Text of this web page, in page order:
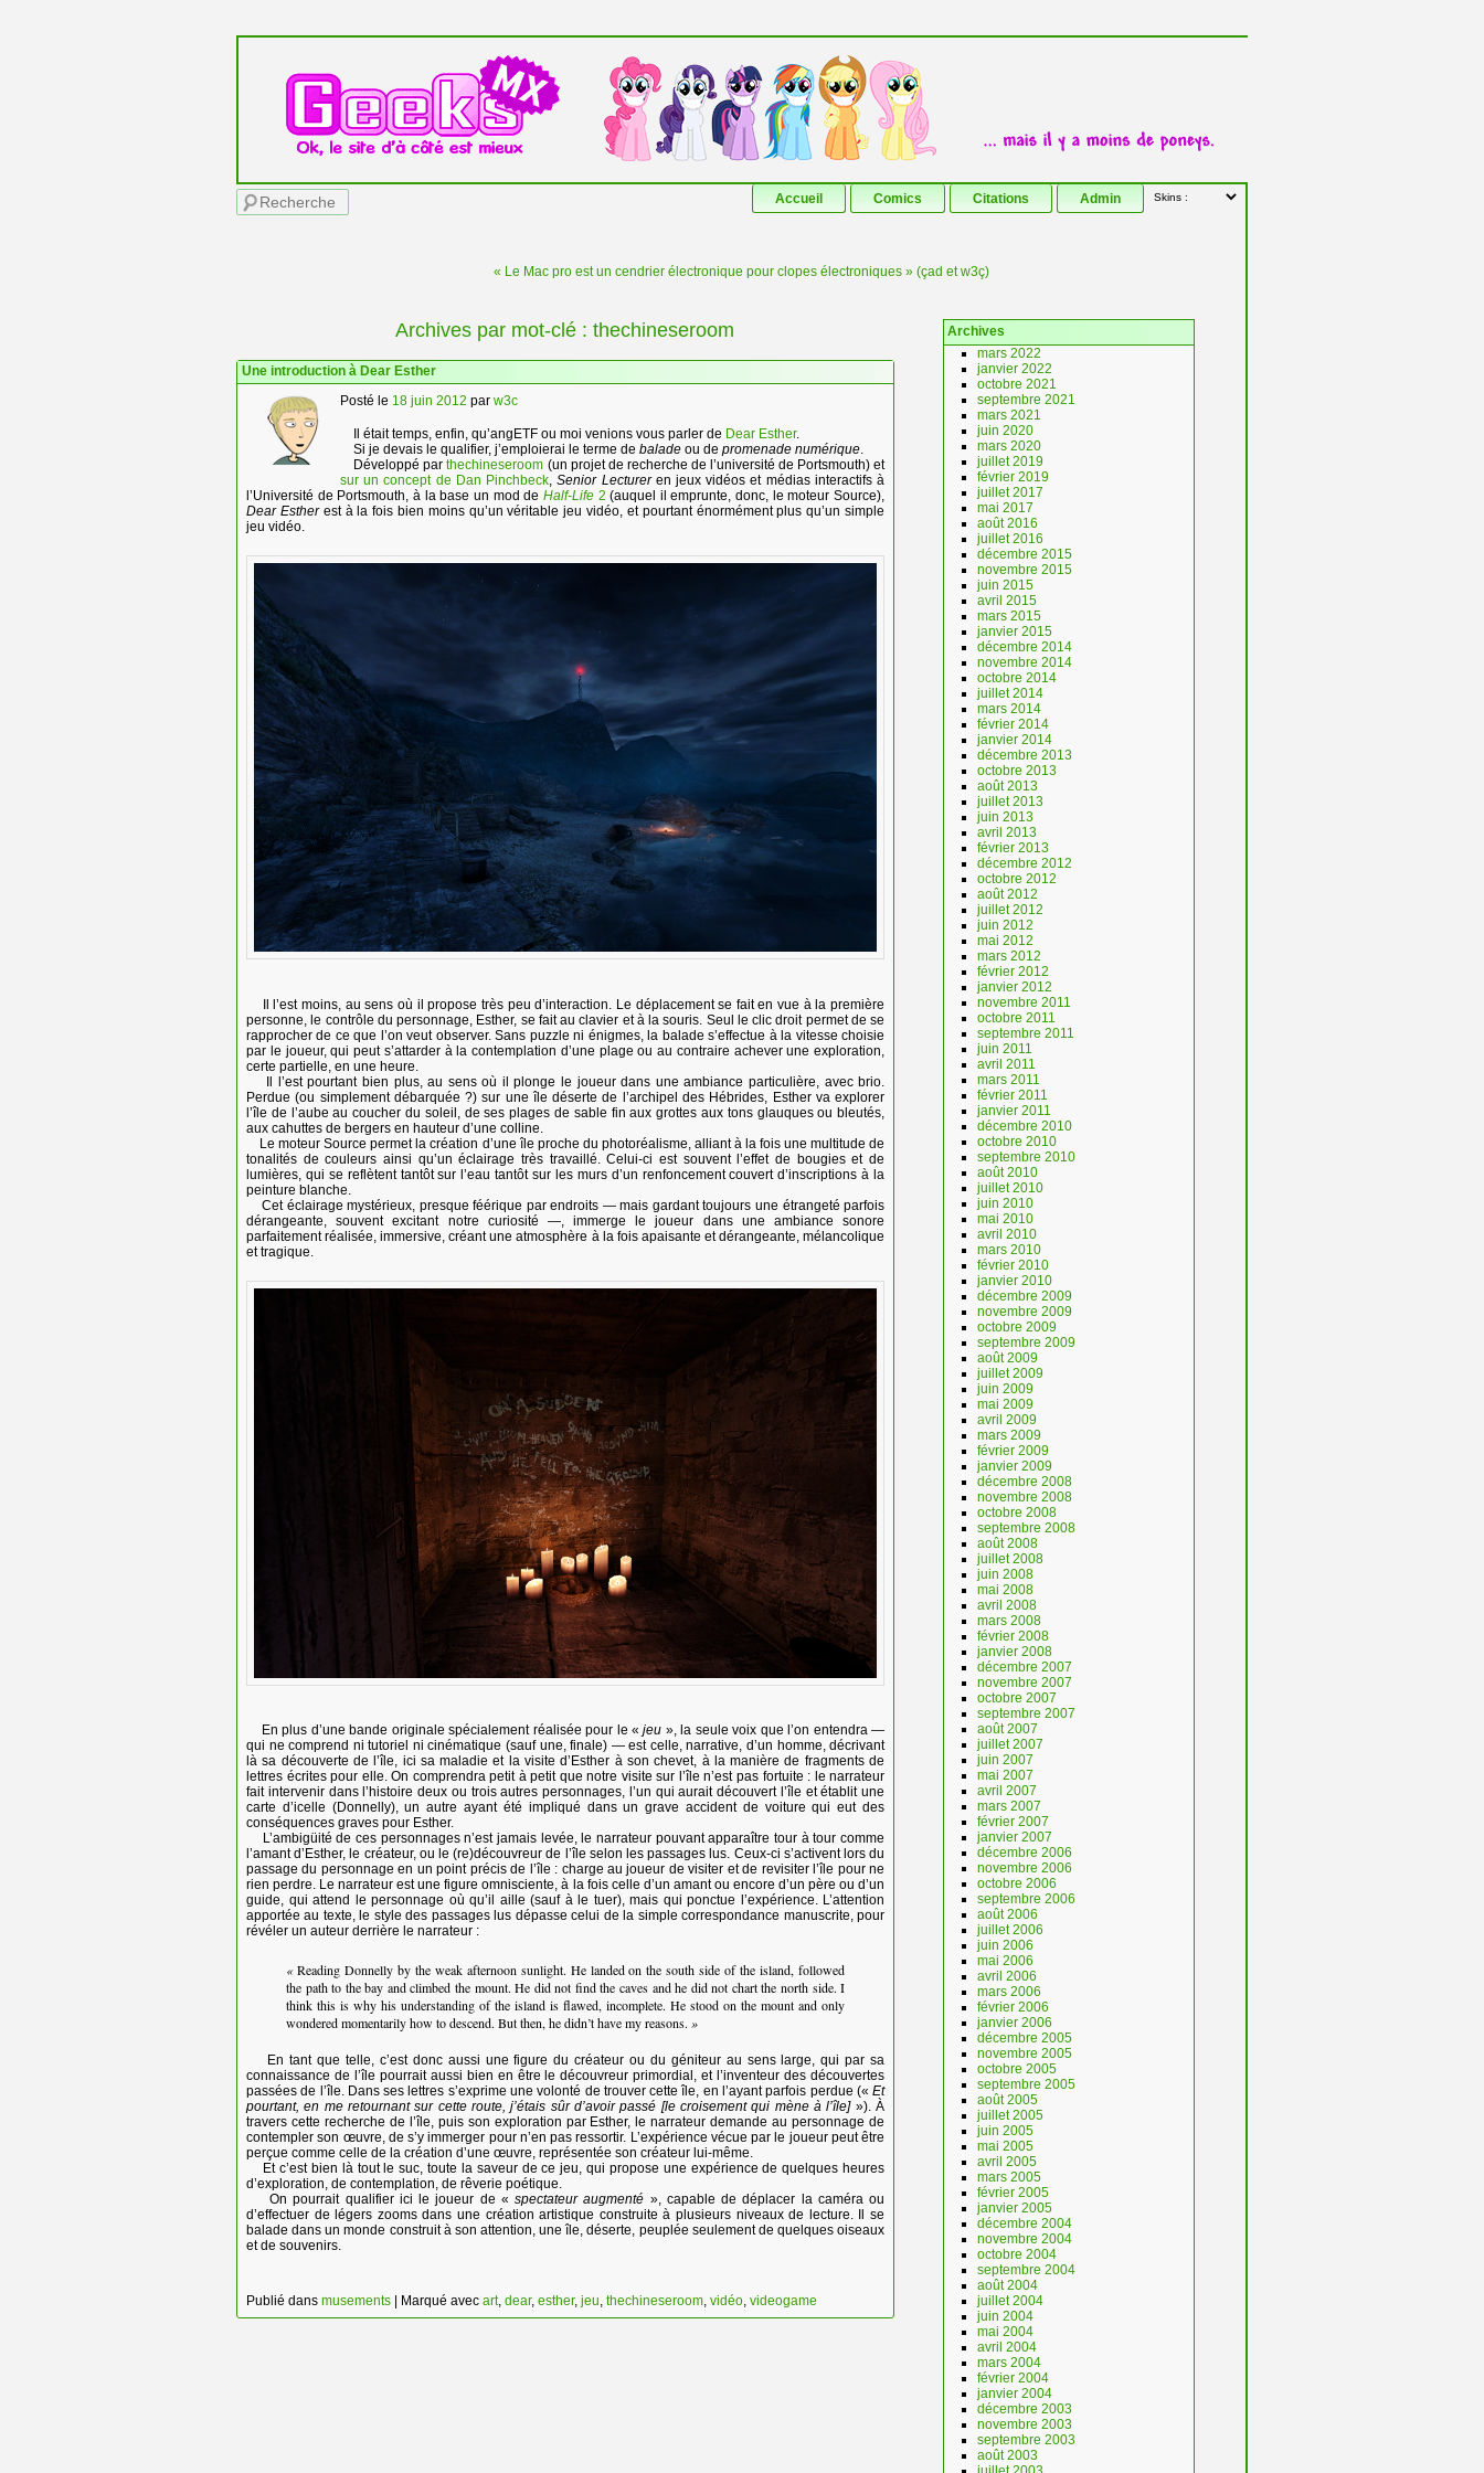
Recherche
Menu principal Aller au contenu principal
Aller au contenu secondaire
Accueil Comics Citations Admin
« Le Mac pro est un cendrier électronique pour clopes électroniques » (çad et w3ç)
Archives par mot-clé : thechineseroom
Une introduction à Dear Esther
Posté le 18 juin 2012 par w3c
Il était temps, enfin, qu’angETF ou moi venions vous parler de Dear Esther.
Si je devais le qualifier, j’emploierai le terme de balade ou de promenade numérique
Développé parthechineseroom (un projet de recherche de l’université de Portsmouth) et
sur un concept de Dan Pinchbeck ,Senior Lectureren jeux vidéos et médias interactifs à
l’Université de Portsmouth, à la base un mod de Half-Life2 (auquel il emprunte, donc, le moteur Source),
Dear Estherest à la fois bien moins qu’un véritable jeu vidéo, et pourtant énormément plus qu’un simple
jeu vidéo.
Il l’est moins, au sens où il propose très peu d’interaction. Le déplacement se fait en vue à la première
personne, le contrôle du personnage, Esther, se fait au clavier et à la souris. Seul le clic droit permet de se
rapprocher de ce que l’on veut observer. Sans puzzle ni énigmes, la balade s’effectue à la vitesse choisie
par le joueur, qui peut s’attarder à la contemplation d’une plage ou au contraire achever une exploration,
certe partielle, en une heure.
Il l’est pourtant bien plus, au sens où il plonge le joueur dans une ambiance particulière, avec brio.
Perdue (ou simplement débarquée ?) sur une île déserte de l’archipel des Hébrides, Esther va explorer
l’île de l’aube au coucher du soleil, de ses plages de sable fin aux grottes aux tons glauques ou bleutés,
aux cahuttes de bergers en hauteur d’une colline.
Le moteur Source permet la création d’une île proche du photoréalisme, alliant à la fois une multitude de
tonalités de couleurs ainsi qu’un éclairage très travaillé. Celui-ci est souvent l’effet de bougies et de
lumières, qui se reflètent tantôt sur l’eau tantôt sur les murs d’un renfoncement couvert d’inscriptions à la
peinture blanche.
Cet éclairage mystérieux, presque féérique par endroits — mais gardant toujours une étrangeté parfois
dérangeante, souvent excitant notre curiosité —, immerge le joueur dans une ambiance sonore
parfaitement réalisée, immersive, créant une atmosphère à la fois apaisante et dérangeante, mélancolique
et tragique.
En plus d’une bande originale spécialement réalisée pour le «jeu », la seule voix que l’on entendra —
qui ne comprend ni tutoriel ni cinématique (sauf une, finale) — est celle, narrative, d’un homme, décrivant
là sa découverte de l’île, ici sa maladie et la visite d’Esther à son chevet, à la manière de fragments de
lettres écrites pour elle. On comprendra petit à petit que notre visite sur l’île n’est pas fortuite : le narrateur
fait intervenir dans l’histoire deux ou trois autres personnages, l’un qui aurait découvert l’île et établit une
carte d’icelle (Donnelly), un autre ayant été impliqué dans un grave accident de voiture qui eut des
conséquences graves pour Esther.
L’ambigüité de ces personnages n’est jamais levée, le narrateur pouvant apparaître tour à tour comme
l’amant d’Esther, le créateur, ou le (re)découvreur de l’île selon les passages lus. Ceux-ci s’activent lors du
passage du personnage en un point précis de l’île : charge au joueur de visiter et de revisiter l’île pour ne
rien perdre. Le narrateur est une figure omnisciente, à la fois celle d’un amant ou encore d’un père ou d’un
guide, qui attend le personnage où qu’il aille (sauf à le tuer), mais qui ponctue l’expérience. L’attention
apportée au texte, le style des passages lus dépasse celui de la simple correspondance manuscrite, pour
révéler un auteur derrière le narrateur :
«Reading Donnelly by the weak afternoon sunlight. He landed on the south side of the island, followed
the path to the bay and climbed the mount. He did not find the caves and he did not chart the north side. I
think this is why his understanding of the island is flawed, incomplete. He stood on the mount and only
wondered momentarily how to descend. But then, he didn’t have my reasons. »
En tant que telle, c’est donc aussi une figure du créateur ou du géniteur au sens large, qui par sa
connaissance de l’île pourrait aussi bien en être le découvreur primordial, et l’inventeur des découvertes
passées de l’île. Dans ses lettres s’exprime une volonté de trouver cette île, en l’ayant parfois perdue («Et
pourtant, en me retournant sur cette route, j’étais sûr d’avoir passé [le croisement qui mène à l’île]»). À
travers cette recherche de l’île, puis son exploration par Esther, le narrateur demande au personnage de
contempler son œuvre, de s’y immerger pour n’en pas ressortir. L’expérience vécue par le joueur peut être
perçue comme celle de la création d’une œuvre, représentée son créateur lui-même.
Et c’est bien là tout le suc, toute la saveur de ce jeu, qui propose une expérience de quelques heures
d’exploration, de contemplation, de rêverie poétique.
On pourrait qualifier ici le joueur de «spectateur augmenté », capable de déplacer la caméra ou
d’effectuer de légers zooms dans une création artistique construite à plusieurs niveaux de lecture. Il se
balade dans un monde construit à son attention, une île, déserte, peuplée seulement de quelques oiseaux
et de souvenirs.
Publié dans musements | Marqué avec art, dear, esther, jeu thechineseroom vidéo videogame
Archives
mars 2022
janvier 2022
octobre 2021
septembre 2021
mars 2021
juin 2020
mars 2020
juillet 2019
février 2019
juillet 2017
mai 2017
août 2016
juillet 2016
décembre 2015
novembre 2015
juin 2015
avril 2015
mars 2015
janvier 2015
décembre 2014
novembre 2014
octobre 2014
juillet 2014
mars 2014
février 2014
janvier 2014
décembre 2013
octobre 2013
août 2013
juillet 2013
juin 2013
avril 2013
février 2013
décembre 2012
octobre 2012
août 2012
juillet 2012
juin 2012
mai 2012
mars 2012
février 2012
janvier 2012
novembre 2011
octobre 2011
septembre 2011
juin 2011
avril 2011
mars 2011
février 2011
janvier 2011
décembre 2010
octobre 2010
septembre 2010
août 2010
juillet 2010
juin 2010
mai 2010
avril 2010
mars 2010
février 2010
janvier 2010
décembre 2009
novembre 2009
octobre 2009
septembre 2009
août 2009
juillet 2009
juin 2009
mai 2009
avril 2009
mars 2009
février 2009
janvier 2009
décembre 2008
novembre 2008
octobre 2008
septembre 2008
août 2008
juillet 2008
juin 2008
mai 2008
avril 2008
mars 2008
février 2008
janvier 2008
décembre 2007
novembre 2007
octobre 2007
septembre 2007
août 2007
juillet 2007
juin 2007
mai 2007
avril 2007
mars 2007
février 2007
janvier 2007
décembre 2006
novembre 2006
octobre 2006
septembre 2006
août 2006
juillet 2006
juin 2006
mai 2006
avril 2006
mars 2006
février 2006
janvier 2006
décembre 2005
novembre 2005
octobre 2005
septembre 2005
août 2005
juillet 2005
juin 2005
mai 2005
avril 2005
mars 2005
février 2005
janvier 2005
décembre 2004
novembre 2004
octobre 2004
septembre 2004
août 2004
juillet 2004
juin 2004
mai 2004
avril 2004
mars 2004
février 2004
janvier 2004
décembre 2003
novembre 2003
septembre 2003
août 2003